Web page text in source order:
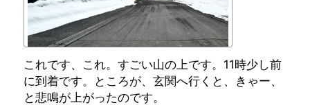
これです、これ。すごい山の上です。11時少し前
に到着です。ところが、玄関へ行くと、きゃー、
と悲鳴が上がったのです。